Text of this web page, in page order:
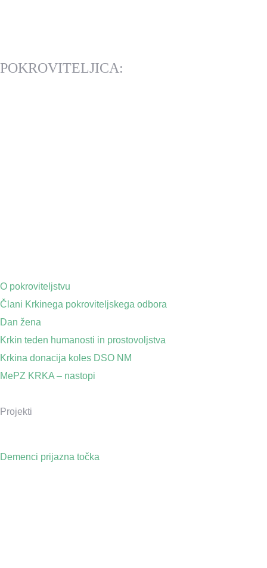
POKROVITELJICA:
O pokroviteljstvu
Člani Krkinega pokroviteljskega odbora
Dan žena
Krkin teden humanosti in prostovoljstva
Krkina donacija koles DSO NM
MePZ KRKA – nastopi
Projekti
Demenci prijazna točka